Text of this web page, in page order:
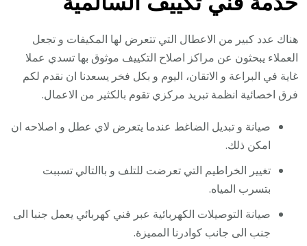
هناك عدد كبير من الاعطال التي تتعرض لها المكيفات و تجعل
العملاء يبحثون عن مراكز اصلاح التكييف موثوق بها تسدي عملا
غاية في البراعة و الاتقان، اليوم و بكل فخر يسعدنا ان نقدم لكم
فرق اخصائية انظمة تبريد مركزي تقوم بالكثير من الاعمال.
صيانة و تبديل الضاغط عندما يتعرض لاي عطل و اصلاحه ان
امكن ذلك.
تغيير الخراطيم التي تعرضت للتلف و باالتالي تسببت
بتسرب المياه.
صيانة التوصيلات الكهربائية عبر فني كهربائي يعمل جنبا الى
جنب الى جانب كوادرنا المميزة.